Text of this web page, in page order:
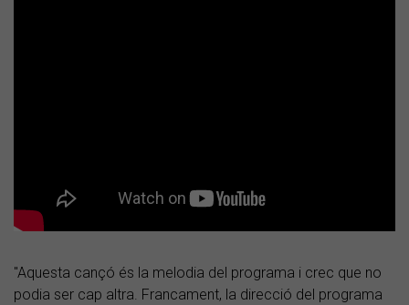
"Aquesta cançó és la melodia del programa i crec que no
podia ser cap altra. Francament, la direcció del programa